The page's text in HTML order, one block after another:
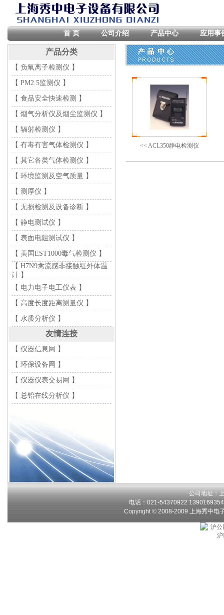
首 页 公司介绍 产品中心 应用事
产品分类
【 负氧离子检测仪 】
【 PM2.5监测仪 】
【 食品安全快速检测 】
【 烟气分析仪及烟尘监测仪 】
【 辐射检测仪 】
【 有毒有害气体检测仪 】
【 其它各类气体检测仪 】
【 环境监测及空气质量 】
【 测厚仪 】
【 无损检测及设备诊断 】
【 静电测试仪 】
【 表面电阻测试仪 】
【 美国EST1000毒气检测仪 】
【 H7N9禽流感非接触红外体温
计 】
【 电力电子电工仪表 】
【 高度长度距离测量仪 】
【 水质分析仪 】
友情连接
【 仪器信息网 】
【 环保设备网 】
【 仪器仪表交易网 】
【 总铅在线分析仪 】
<< ACL350静电检测仪
公司地址：
电话：021-54370922
Copyright © 2008-2009 上海秀中电
沪公
沪